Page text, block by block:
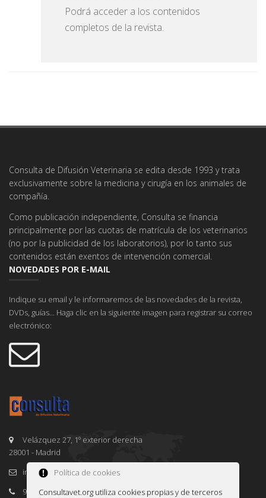
Podrá acceder a los contenidos
completos de la revista.
Consulta de Difusión Veterinaria se edita desde 1993 y trata
exclusivamente sobre la medicina y cirugía en los animales de
compañía.
Como publicación independiente, Consulta se financia
principalmente por las cuotas de matrícula de los veterinarios
(no por la publicidad de los laboratorios), por lo tanto sus
contenidos están exentos de intervención comercial.
NOVEDADES POR E-MAIL
Indique su email y le informaremos de las novedades de la revista,
DVDs, guías... Haga clic en la siguiente imagen para registrar su correo
electrónico:
Velázquez 27, 1º exterior derecha
28001 - Madrid
info@consultavet.org
91 995 38 25
Política de cookies
Consultavet.org utiliza cookies propias y de terceros